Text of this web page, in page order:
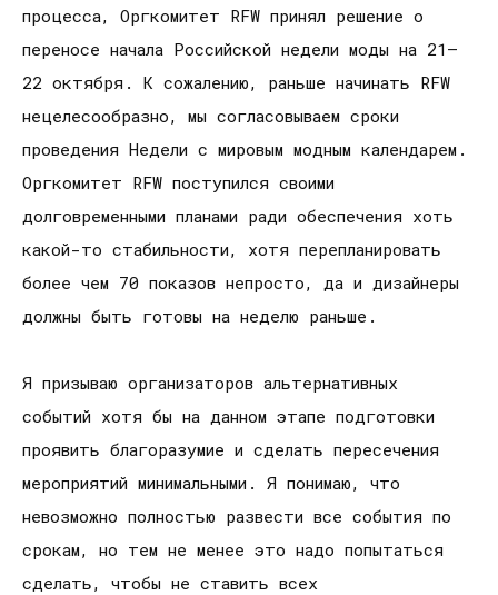
процесса, Оргкомитет RFW принял решение о
переносе начала Российской недели моды на 21–
22 октября. К сожалению, раньше начинать RFW
нецелесообразно, мы согласовываем сроки
проведения Недели с мировым модным календарем.
Оргкомитет RFW поступился своими
долговременными планами ради обеспечения хоть
какой-то стабильности, хотя перепланировать
более чем 70 показов непросто, да и дизайнеры
должны быть готовы на неделю раньше.
Я призываю организаторов альтернативных
событий хотя бы на данном этапе подготовки
проявить благоразумие и сделать пересечения
мероприятий минимальными. Я понимаю, что
невозможно полностью развести все события по
срокам, но тем не менее это надо попытаться
сделать, чтобы не ставить всех